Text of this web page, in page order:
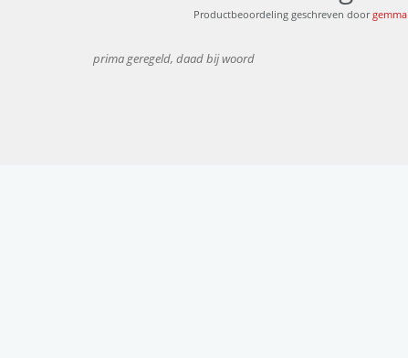
Productbeoordeling geschreven doorgemma
prima geregeld, daad bij woord